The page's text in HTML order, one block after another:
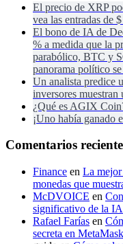
El precio de XRP
vea las entradas de
El bono de IA de
% a medida que la
parabólico, BTC y
panorama político
Un analista predice
inversores
¿Qué es AGIX
¡Uno había ganado
Comentarios
Finance en La
monedas que
McDVOICE en
significativo de la IA
Rafael Farías en
secreta en MetaMask